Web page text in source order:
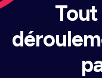
Tout